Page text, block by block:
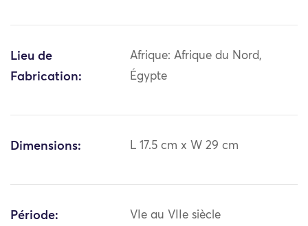
Lieu de
Fabrication:
Afrique: Afrique du Nord,
Égypte
Dimensions: L 17.5 cm x W 29 cm
Période: VIe au VIIe siècle